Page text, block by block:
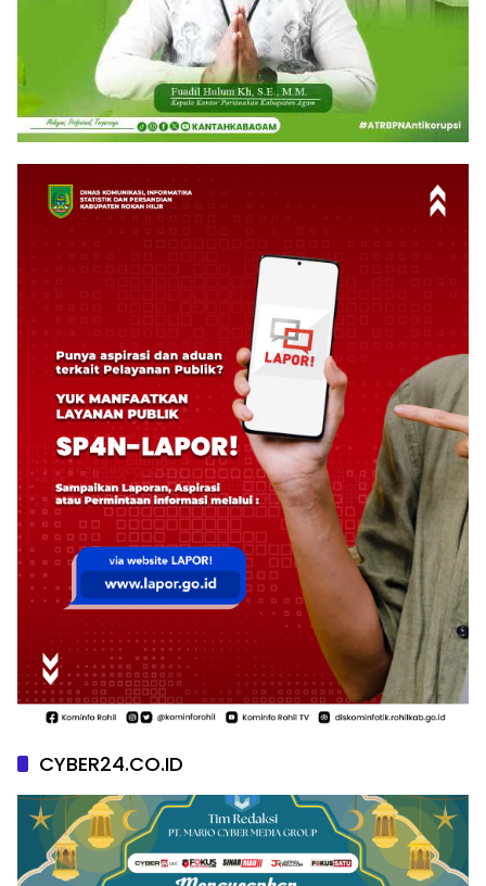
CYBER24.CO.ID